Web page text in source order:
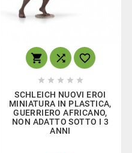
  
    
SCHLEICH NUOVI EROI
MINIATURA IN PLASTICA,
GUERRIERO AFRICANO,
NON ADATTO SOTTO I 3
ANNI